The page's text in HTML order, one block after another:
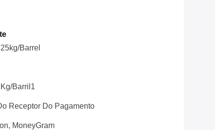
barrel
barril1
Receptor Do Pagamento
MoneyGram